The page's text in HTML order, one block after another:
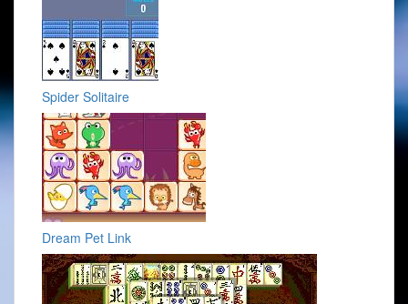
Spider Solitaire
Dream Pet Link